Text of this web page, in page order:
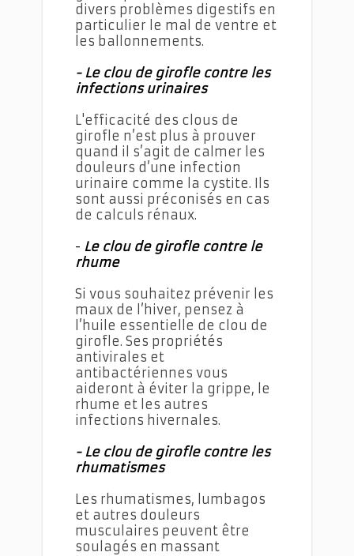
divers problèmes digestifs en
particulier le mal de ventre et
les ballonnements.
- Le clou de girofle contre les
infections urinaires
L'efficacité des clous de
girofle n’est plus à prouver
quand il s’agit de calmer les
douleurs d’une infection
urinaire comme la cystite. Ils
sont aussi préconisés en cas
de calculs rénaux.
- Le clou de girofle contre le
rhume
Si vous souhaitez prévenir les
maux de l’hiver, pensez à
l’huile essentielle de clou de
girofle. Ses propriétés
antivirales et
antibactériennes vous
aideront à éviter la grippe, le
rhume et les autres
infections hivernales.
- Le clou de girofle contre les
rhumatismes
Les rhumatismes, lumbagos
et autres douleurs
musculaires peuvent être
soulagés en massant